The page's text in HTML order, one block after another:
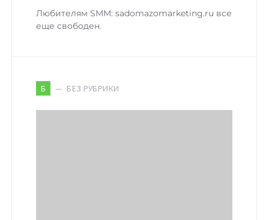
Любителям SMM: sadomazomarketing.ru все
еще свободен.
Б БЕЗ РУБРИКИ